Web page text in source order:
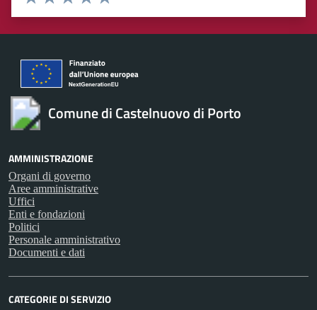
Comune di Castelnuovo di Porto
AMMINISTRAZIONE
Organi di governo
Aree amministrative
Uffici
Enti e fondazioni
Politici
Personale amministrativo
Documenti e dati
CATEGORIE DI SERVIZIO